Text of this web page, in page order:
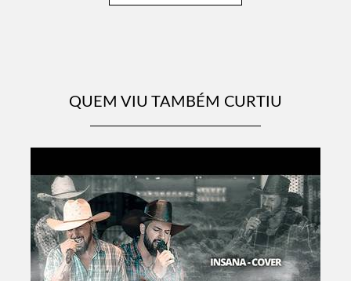
QUEM VIU TAMBÉM CURTIU